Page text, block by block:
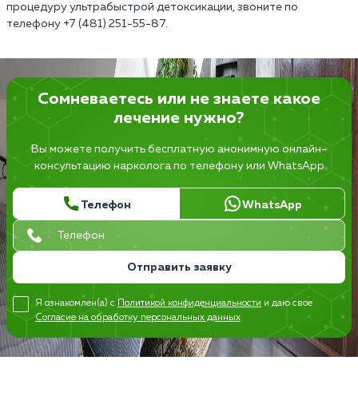
процедуру ультрабыстрой детоксикации, звоните по
телефону +7 (481) 251-55-87.
Сомневаетесь или не знаете какое
лечение нужно?
Вы можете получить бесплатную анонимную онлайн-
консультацию нарколога по телефону или WhatsApp
Телефон WhatsApp
Отправить заявку
Я ознакомлен(а) с Политикой конфиденциальности и даю свое
Согласие на обработку персональных данных